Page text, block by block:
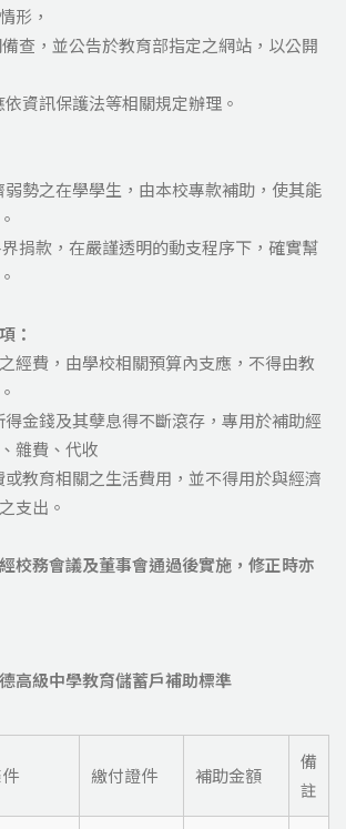
形，
查，並公告於教育部指定之網站，以公開
資訊保護法等相關規定辦理。
勢之在學學生，由本校專款補助，使其能
捐款，在嚴謹透明的動支程序下，確實幫
：
經費，由學校相關預算內支應，不得由教
金錢及其孽息得不斷滾存，專用於補助經
雜費、代收
育相關之生活費用，並不得用於與經濟
支出。
校務會議及董事會通過後實施，修正時亦
高級中學教育儲蓄戶補助標準
繳付證件 補助金額
備
註